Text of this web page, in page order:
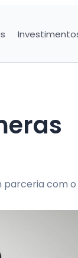
parceria com